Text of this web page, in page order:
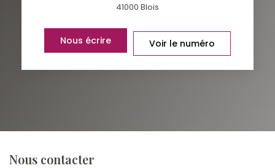
41000 Blois
Nous écrire Voir le numéro
Nous contacter